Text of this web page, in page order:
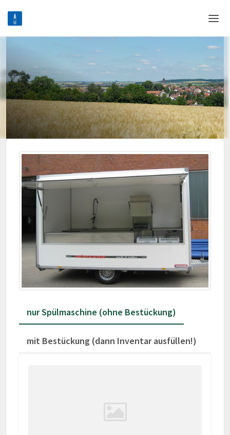
Sprache
Hilfe & Info
nur Spülmaschine (ohne Bestückung)
mit Bestückung (dann Inventar ausfüllen!)